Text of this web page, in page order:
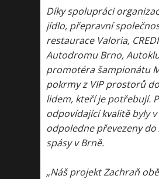
Díky spolupráci
jídlo, přepravní
restaurace Valoria,
Autodromu Brno,
promotéra šampionátu
pokrmy z VIP prostorů
lidem, kteří je potřebují.
odpovídající kvalitě byly
odpoledne převezeny do
spásy v Brně.
„Náš projekt Zachraň